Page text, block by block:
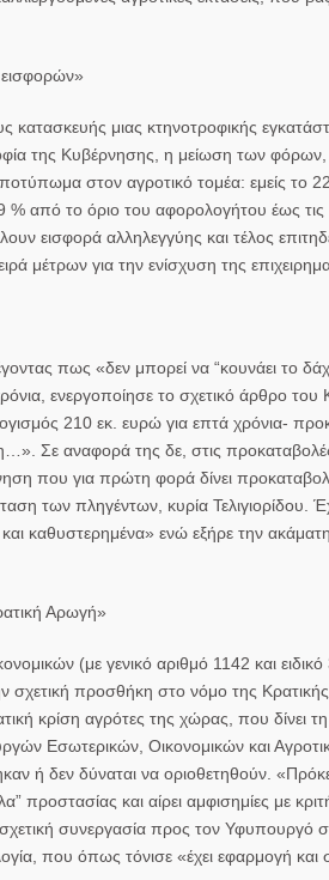
μιας κτηνοτροφικής
της Κυβέρνησης, η μείωση των
αποτύπωμα στον αγροτικό τομέα: εμείς
% από το όριο του αφορολογήτου έως
εισφορά αλληλεγγύης και τέλος
για την ενίσχυση της
πως «δεν μπορεί να “κουνάει το
ενεργοποίησε το σχετικό άρθρο του
210 εκ. ευρώ για επτά χρόνια-
Σε αναφορά της δε, στις
που για πρώτη φορά δίνει
των πληγέντων, κυρία Τελιγιορίδου.
καθυστερημένα» ενώ εξήρε την
Αρωγή»
(με γενικό αριθμό 1142 και
σχετική προσθήκη στο νόμο της
κρίση αγρότες της χώρας, που δίνει
Εσωτερικών, Οικονομικών και
ή δεν δύναται να οριοθετηθούν.
προστασίας και αίρει αμφισημίες με
σχετική συνεργασία προς τον
που όπως τόνισε «έχει εφαρμογή και